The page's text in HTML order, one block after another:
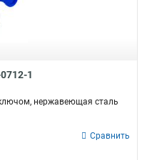
1
нержавеющая сталь
Сравнить